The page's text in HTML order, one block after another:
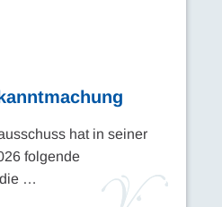
hat in seiner
folgende
die …